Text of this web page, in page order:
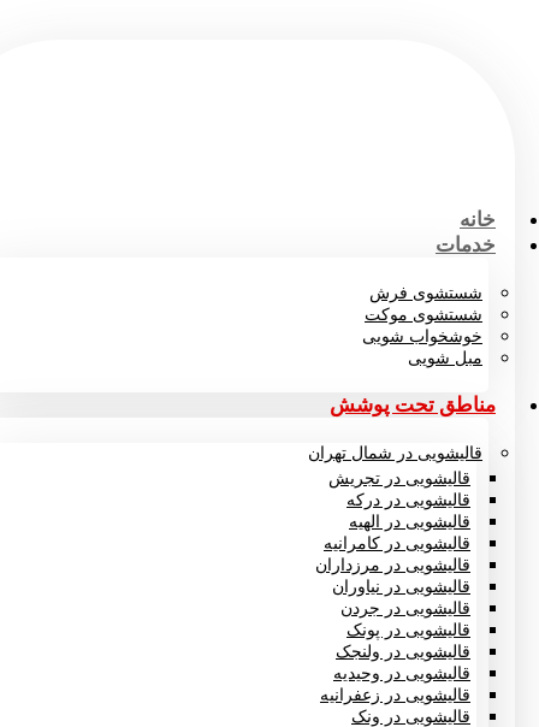
خانه
خدمات
شستشوی فرش
شستشوی موکت
خوشخواب شویی
مبل شویی
مناطق تحت پوشش
قالیشویی در شمال تهران
قالیشویی در تجریش
قالیشویی در درکه
قالیشویی در الهیه
قالیشویی در کامرانیه
قالیشویی در مرزداران
قالیشویی در نیاوران
قالیشویی در جردن
قالیشویی در پونک
قالیشویی در ولنجک
قالیشویی در وحیدیه
قالیشویی در زعفرانیه
قالیشویی در ونک